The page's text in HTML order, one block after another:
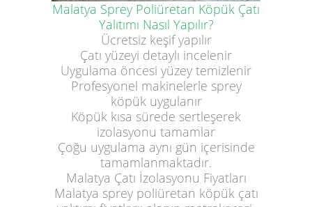
Malatya Sprey Poliüretan Köpük Çatı
Yalıtımı Nasıl Yapılır?
Ücretsiz keşif yapılır
Çatı yüzeyi detaylı incelenir
Uygulama öncesi yüzey temizlenir
Profesyonel makinelerle sprey
köpük uygulanır
Köpük kısa sürede sertleşerek
izolasyonu tamamlar
Çoğu uygulama aynı gün içerisinde
tamamlanmaktadır.
Malatya Çatı İzolasyonu Fiyatları
Malatya sprey poliüretan köpük çatı